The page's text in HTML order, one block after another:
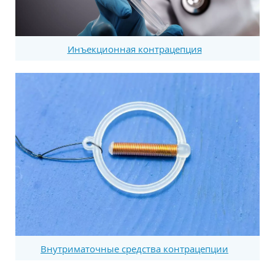
Инъекционная контрацепция
Внутриматочные средства контрацепции